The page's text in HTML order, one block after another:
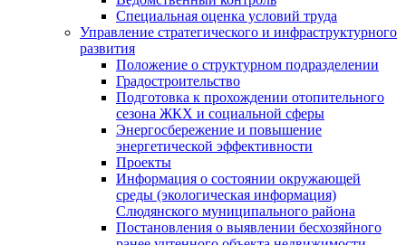
Специальная оценка условий труда
Управление стратегического и инфраструктурного
развития
Положение о структурном подразделении
Градостроительство
Подготовка к прохождении отопительного
сезона ЖКХ и социальной сферы
Энергосбережение и повышение
энергетической эффективности
Проекты
Информация о состоянии окружающей
среды (экологическая информация)
Слюдянского муниципального района
Постановления о выявлении бесхозяйного